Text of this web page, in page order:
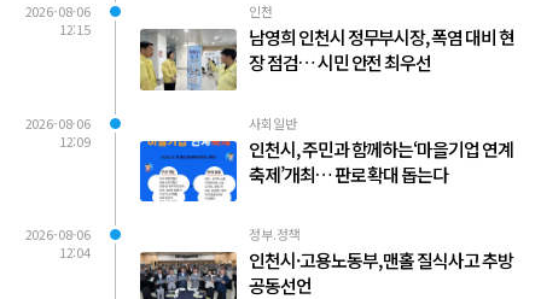
2026-08-06
12:15
인천
남영희 인천시 정무부시장, 폭염 대비 현
장 점검… 시민 안전 최우선
2026-08-06
12:09
사회일반
인천시, 주민과 함께하는‘마을기업 연계
축제’개최… 판로 확대 돕는다
2026-08-06
12:04
정부.정책
인천시·고용노동부, 맨홀 질식사고 추방
공동선언